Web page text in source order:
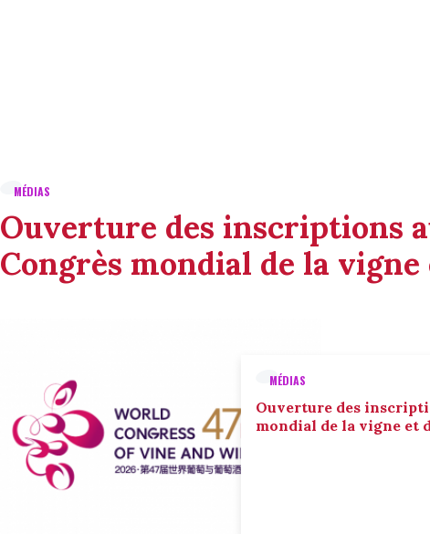
MÉDIAS
Ouverture des inscriptions
Congrès mondial de la
MÉDIAS
Ouverture des
mondial de la vigne et